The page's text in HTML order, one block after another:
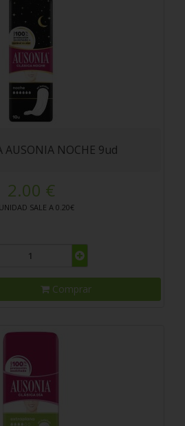
AUSONIA NOCHE 9ud
2.00 €
SALE A 0.20€
Comprar